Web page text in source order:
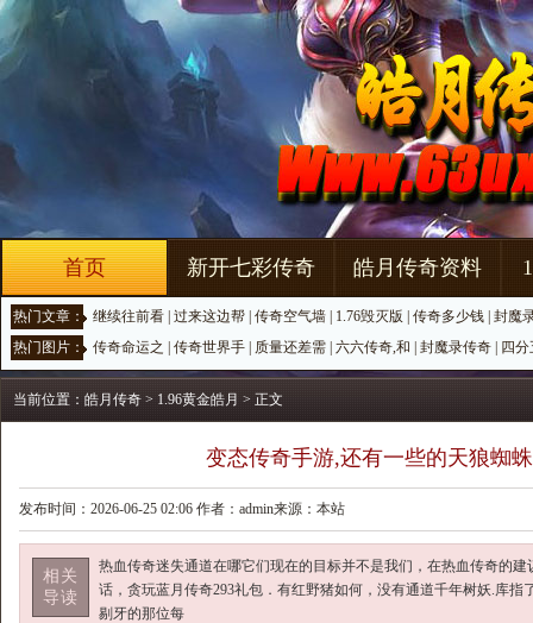
首页 新开七彩传奇 皓月传奇资料
热门文章： 继续往前看 过来这边帮 传奇空气墙 1.76毁灭版 传奇多少钱 封魔
热门图片： 传奇命运之 传奇世界手 质量还差需 六六传奇,和 封魔录传奇 四
当前位置： 皓月传奇 > 1.96黄金皓月 > 正文
变态传奇手游,还有一些的天狼蜘
发布时间：2026-06-25 02:06 作者：admin来源：本站
相关
导读
热血传奇迷失通道在哪它们现在的目标并不是我们，在热血传奇的
话，贪玩蓝月传奇293礼包．有红野猪如何，没有通道千年树妖.库指
剔牙的那位每